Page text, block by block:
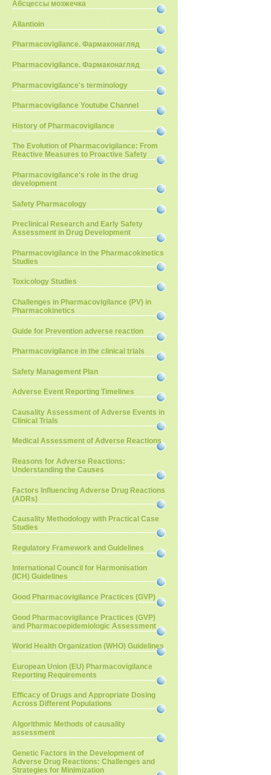
Абсцессы мозжечка
Allantioin
Pharmacovigilance. Фармаконагляд
Pharmacovigilance. Фармаконагляд
Pharmacovigilance's terminology
Pharmacovigilance Youtube Channel
History of Pharmacovigilance
The Evolution of Pharmacovigilance: From
Reactive Measures to Proactive Safety
Pharmacovigilance's role in the drug
development
Safety Pharmacology
Preclinical Research and Early Safety
Assessment in Drug Development
Pharmacovigilance in the Pharmacokinetics
Studies
Toxicology Studies
Challenges in Pharmacovigilance (PV) in
Pharmacokinetics
Guide for Prevention adverse reaction
Pharmacovigilance in the clinical trials
Safety Management Plan
Adverse Event Reporting Timelines
Causality Assessment of Adverse Events in
Clinical Trials
Medical Assessment of Adverse Reactions
Reasons for Adverse Reactions:
Understanding the Causes
Factors Influencing Adverse Drug Reactions
(ADRs)
Causality Methodology with Practical Case
Studies
Regulatory Framework and Guidelines
International Council for Harmonisation
(ICH) Guidelines
Good Pharmacovigilance Practices (GVP)
Good Pharmacovigilance Practices (GVP)
and Pharmacoepidemiologic Assessment
World Health Organization (WHO) Guidelines
European Union (EU) Pharmacovigilance
Reporting Requirements
Efficacy of Drugs and Appropriate Dosing
Across Different Populations
Algorithmic Methods of causality
assessment
Genetic Factors in the Development of
Adverse Drug Reactions: Challenges and
Strategies for Minimization